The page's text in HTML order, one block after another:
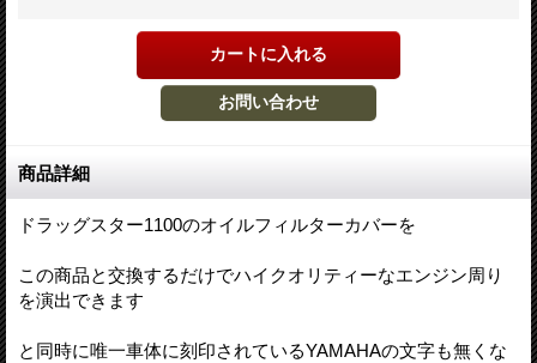
商品詳細
ドラッグスター1100のオイルフィルターカバーを
この商品と交換するだけでハイクオリティーなエンジン周り
を演出できます
と同時に唯一車体に刻印されているYAMAHAの文字も無くな